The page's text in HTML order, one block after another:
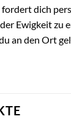
dich
Ewigkeit zu
an den Ort